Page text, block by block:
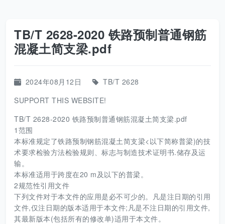
TB/T 2628-2020 铁路预制普通钢筋
混凝土简支梁.pdf
2024年08月12日
TB/T 2628
SUPPORT THIS WEBSITE!
TB/T 2628-2020 铁路预制普通钢筋混凝土简支梁.pdf
1范围
本标准规定了铁路预制钢筋混凝土简支梁<以下简称普梁)的技
术要求检验方法检验规则、标志与制造技术证明书.储存及运
输。
本标准适用于跨度在20 m及以下的普梁。
2规范性引用文件
下列文件对于本文件的应用是必不可少的。凡是注日期的引用
文件,仅注日期的版本适用于本文件;凡是不注日期的引用文件,
其最新版本(包括所有的修改单)适用于本文件。